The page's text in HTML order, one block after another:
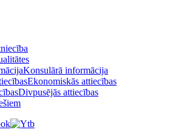
Konsulārā informācija
Ekonomiskās attiecības
Divpusējās attiecības